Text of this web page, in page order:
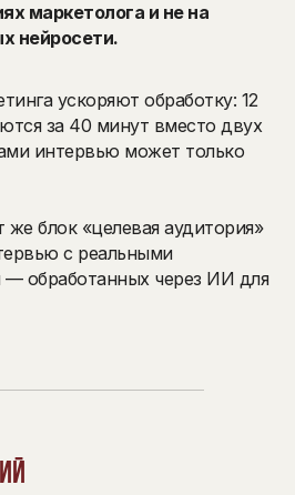
маркетолога и не на
нейросети.
ускоряют обработку: 12
за 40 минут вместо двух
интервью может только
же блок «целевая аудитория»
с реальными
— обработанных через ИИ для